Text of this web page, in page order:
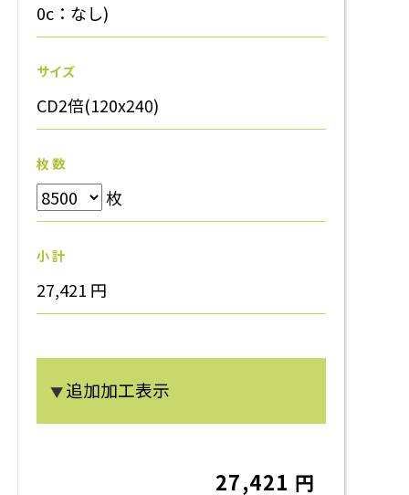
0c：なし)
サイズ
CD2倍(120x240)
枚 数
枚
小 計
27,421 円
▼追加加工表示
27,421 円